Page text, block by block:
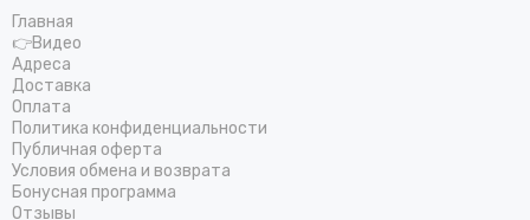
Главная
👉Видео
Адреса
Доставка
Оплата
Политика конфиденциальности
Публичная оферта
Условия обмена и возврата
Бонусная программа
Отзывы